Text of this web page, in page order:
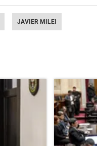
JAVIER MILEI